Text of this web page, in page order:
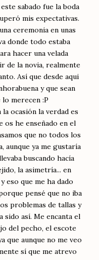
sabado fue la boda
mis expectativas.
ceremonia en unas
donde todo estaba
hacer una velada
de la novia, realmente
Así que desde aqui
y que sean
merecen :P
ocasión la verdad es
os he enseñado en el
que no todos los
aunque ya me gustaría
buscando hacía
la asimetría... en
eso que me ha dado
pensé que no iba
problemas de tallas y
sido así. Me encanta el
del pecho, el escote
que aunque no me veo
sí que me atrevo